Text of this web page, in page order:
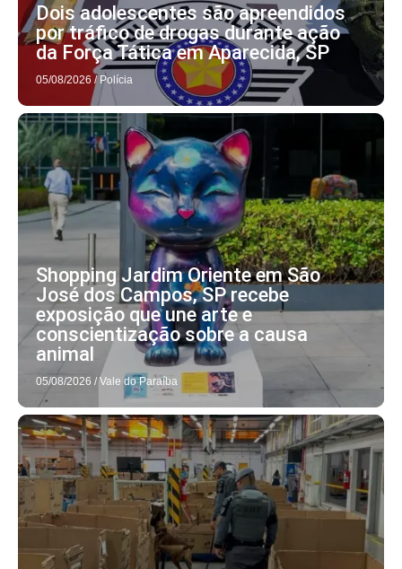
Dois adolescentes são apreendidos
por tráfico de drogas durante ação
da Força Tática em Aparecida, SP
05/08/2026 / Polícia
Shopping Jardim Oriente em São
José dos Campos, SP recebe
exposição que une arte e
conscientização sobre a causa
animal
05/08/2026 / Vale do Paraíba